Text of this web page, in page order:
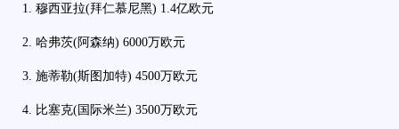
1. 穆西亚拉(拜仁慕尼黑) 1.4亿欧元
2. 哈弗茨(阿森纳) 6000万欧元
3. 施蒂勒(斯图加特) 4500万欧元
4. 比塞克(国际米兰) 3500万欧元